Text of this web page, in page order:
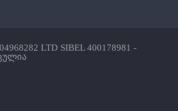
LTD SIBEL 400178981 -